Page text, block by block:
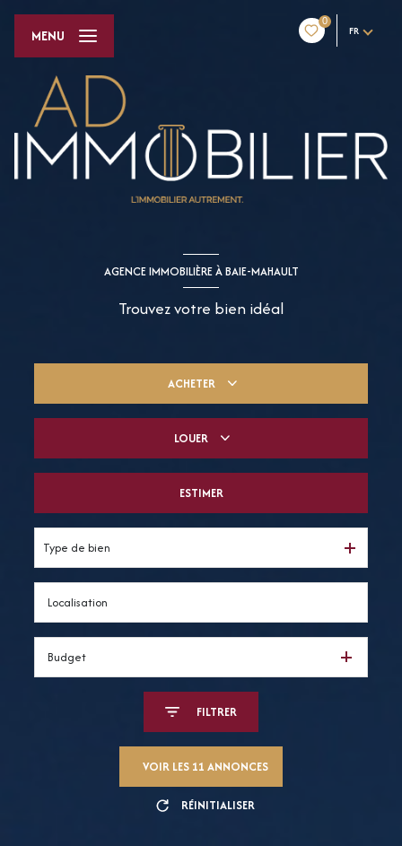
0
FR
MENU
AGENCE IMMOBILIÈRE À BAIE-MAHAULT
Trouvez votre bien idéal
ACHETER
Du neuf
LOUER
De l'immo pro
ESTIMER
Type de bien
Budget
FILTRER
VOIR LES 11 ANNONCES
RÉINITIALISER